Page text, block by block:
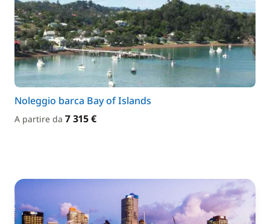
Noleggio barca Bay of Islands
A partire da 7 315 €